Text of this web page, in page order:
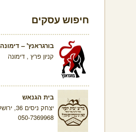
חיפוש עסקים
בורגראנץ' – דימונה
קניון פרץ , דימונה
בית הגנאש
יצחק ניסים 36, ירושלים
050-7369968